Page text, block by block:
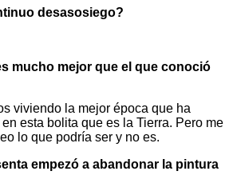
desasosiego?
mucho mejor que el que conoció
viviendo la mejor época que ha
esta bolita que es la Tierra. Pero me
lo que podría ser y no es.
empezó a abandonar la pintura